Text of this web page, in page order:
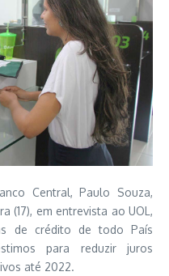
Central, Paulo Souza,
(17), em entrevista ao UOL,
de crédito de todo País
para reduzir juros
até 2022.